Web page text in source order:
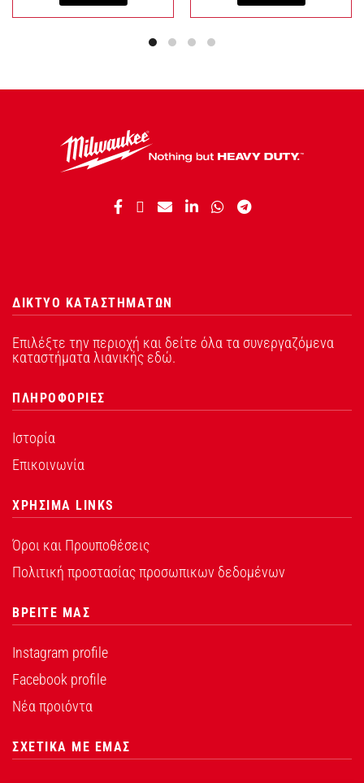
ΔΙΚΤΥΟ ΚΑΤΑΣΤΗΜΑΤΩΝ
Επιλέξτε την περιοχή και δείτε όλα τα συνεργαζόμενα
καταστήματα λιανικής εδώ.
ΠΛΗΡΟΦΟΡΙΕΣ
Ιστορία
Επικοινωνία
ΧΡΗΣΙΜΑ LINKS
Όροι και Προυποθέσεις
Πολιτική προστασίας προσωπικων δεδομένων
ΒΡΕΙΤΕ ΜΑΣ
Instagram profile
Facebook profile
Νέα προιόντα
ΣΧΕΤΙΚΑ ΜΕ ΕΜΑΣ